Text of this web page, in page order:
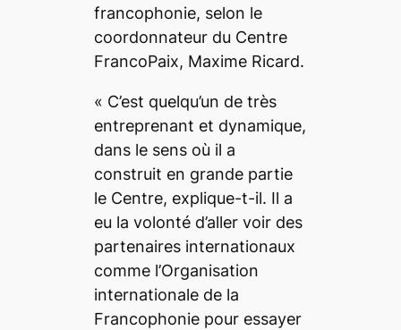
francophonie, selon le
coordonnateur du Centre
FrancoPaix, Maxime Ricard.
« C’est quelqu’un de très
entreprenant et dynamique,
dans le sens où il a
construit en grande partie
le Centre, explique-t-il. Il a
eu la volonté d’aller voir des
partenaires internationaux
comme l’Organisation
internationale de la
Francophonie pour essayer